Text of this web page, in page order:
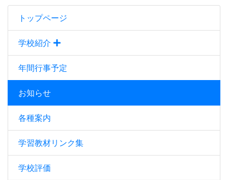
トップページ
学校紹介
年間行事予定
お知らせ
各種案内
学習教材リンク集
学校評価